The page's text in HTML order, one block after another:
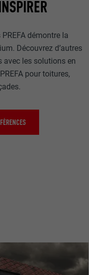
démontre la
Découvrez d’autres
avec les solutions en
pour toitures,
UTILITÉ
Internet.
NOM
EXPIRATION
NOM
MARKETING ET
Les cookies «
annonceurs
visiteurs à
plateformes